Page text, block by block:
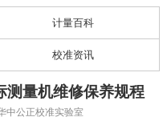
计量百科
校准资讯
量机维修保养规程
中公正校准实验室